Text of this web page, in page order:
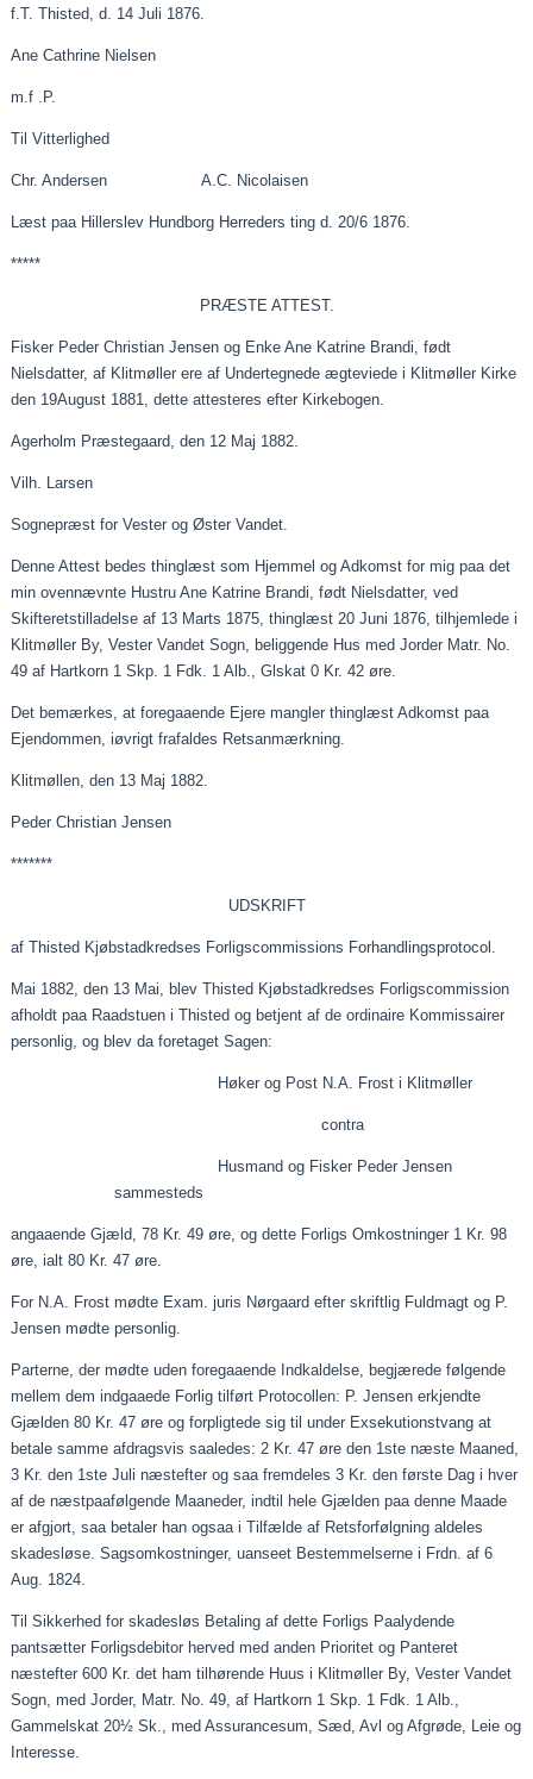
f.T. Thisted, d. 14Juli 1876.
Ane Cathrine Nielsen
m.f . P.
Til Vitterlighed
Chr. Andersen A.C. Nicolaisen
LæstpaaHillerslev Hundborg Herreders ting d. 20/6 1876.
*****
PRÆSTE ATTEST.
Fisker Peder Christian Jensen og Enke Ane Katrine Brandi, født
Nielsdatter, af Klitmøllerere af Undertegnede ægteviede i Klitmøller Kirke
den 19August 1881, dette attesteres efter Kirkebogen.
Agerholm Præstegaard, den 12 Maj 1882.
Vilh. Larsen
Sognepræst for Vester og Øster Vandet.
Denne Attest bedes thinglæst som Hjemmel og Adkomst for migpaadet
min ovennævnte Hustru Ane Katrine Brandi, født Nielsdatter, ved
Skifteretstilladelse af 13 Marts 1875, thinglæst 20 Juni 1876,tilhjemlede i
Klitmøller By, Vester Vandet Sogn, beliggende Hus med Jorder Matr. No.
49 af Hartkorn 1 Skp. 1 Fdk. 1 Alb.,Glskat 0 Kr. 42 øre.
Det bemærkes, atforegaaende Ejere mangler thinglæst Adkomstpaa
Ejendommen,iøvrigt frafaldes Retsanmærkning.
Klitmøllen, den 13 Maj 1882.
Peder Christian Jensen
*******
UDSKRIFT
af Thisted Kjøbstadkredses Forligscommissions Forhandlingsprotocol .
Mai 1882, den 13 Mai, blev Thisted Kjøbstadkredses Forligscommission
afholdtpaaRaadstuen i Thisted og betjent af deordinaire Kommissairer
personlig, og blev da foretaget Sagen:
Høker og Post N.A. Frost i Klitmøller
contra
Husmand og Fisker Peder Jensen
sammesteds
angaaende Gjæld, 78 Kr. 49 øre, og dette Forligs Omkostninger 1 Kr. 98
øre,ialt 80 Kr. 47 øre.
For N.A. Frost mødte Exam.juris Nørgaard efter skriftlig Fuldmagt og P.
Jensen mødte personlig.
Parterne, der mødte udenforegaaende Indkaldelse, begjærede følgende
mellem demindgaaede Forlig tilført Protocollen: P. Jensenerkjendte
Gjælden 80 Kr. 47 øre og forpligtede sig til under Exsekutionstvang at
betale samme afdragsvissaaledes: 2 Kr. 47 øre den 1ste næste Maaned,
3 Kr. den 1ste Juli næstefter og saa fremdeles 3 Kr. den første Dag i hver
af denæstpaafølgende Maaneder, indtil heleGjælden paadenne Maade
er afgjort, saa betaler han ogsaa i Tilfælde af Retsforfølgning aldeles
skadesløse. Sagsomkostninger,uanseet Bestemmelserne i Frdn. af 6
Aug. 1824.
Til Sikkerhed for skadesløs Betaling af dette Forligs Paalydende
pantsætter Forligsdebitor herved med anden Prioritet og Panteret
næstefter 600 Kr. det ham tilhørende Huus i Klitmøller By, Vester Vandet
Sogn, med Jorder, Matr. No. 49, af Hartkorn 1 Skp. 1 Fdk. 1 Alb.,
Gammelskat 20½ Sk., med Assurancesum, Sæd, Avl og Afgrøde, Leie og
Interesse.